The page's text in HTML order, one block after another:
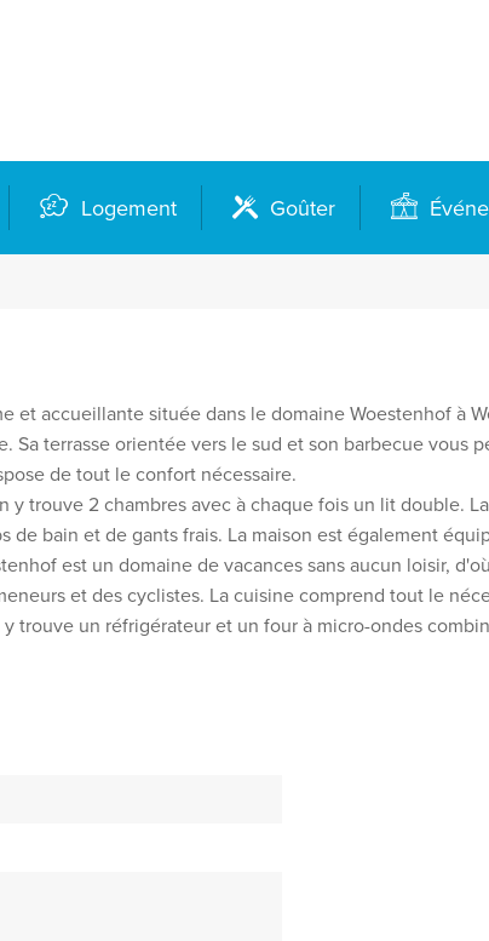
Logement Goûter
et accueillante située dans le domaine Woestenhof à
Sa terrasse orientée vers le sud et son barbecue vous
de tout le confort nécessaire.
y trouve 2 chambres avec à chaque fois un lit double.
de bain et de gants frais. La maison est également
est un domaine de vacances sans aucun loisir,
et des cyclistes. La cuisine comprend tout le
trouve un réfrigérateur et un four à micro-ondes